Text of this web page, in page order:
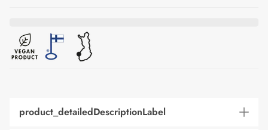
product_detailedDescriptionLabel